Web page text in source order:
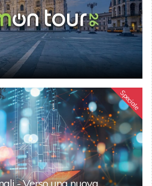
Speciale